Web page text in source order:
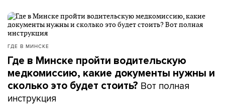
ГДЕ В МИНСКЕ
Где в Минске пройти водительскую
медкомиссию, какие документы нужны и
сколько это будет стоить? Вот полная
инструкция